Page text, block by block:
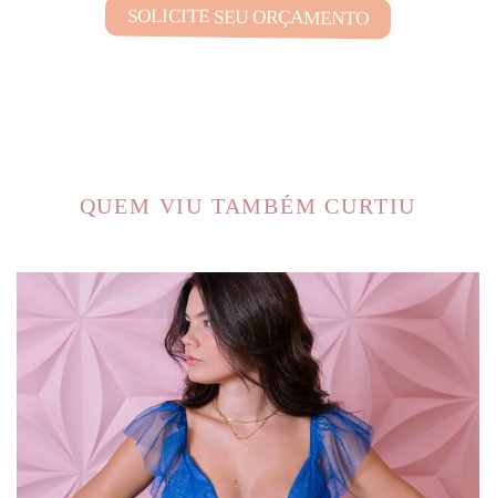
SOLICITE SEU ORÇAMENTO
QUEM VIU TAMBÉM CURTIU